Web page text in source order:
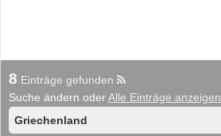
8 Einträge gefunden
Suche ändern oderAlle Einträge anzeigen
Griechenland